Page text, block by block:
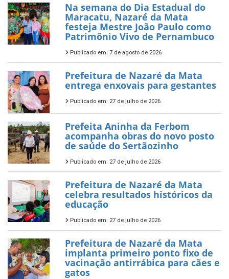
Na semana do Dia Estadual do
Maracatu, Nazaré da Mata
festeja Mestre João Paulo como
Patrimônio Vivo de Pernambuco
Publicado em: 7 de agosto de 2026
Prefeitura de Nazaré da Mata
entrega enxovais para gestantes
Publicado em: 27 de julho de 2026
Prefeita Aninha da Ferbom
acompanha obras do novo posto
de saúde do Sertãozinho
Publicado em: 27 de julho de 2026
Prefeitura de Nazaré da Mata
celebra resultados históricos da
educação
Publicado em: 27 de julho de 2026
Prefeitura de Nazaré da Mata
implanta primeiro ponto fixo de
vacinação antirrábica para cães e
gatos